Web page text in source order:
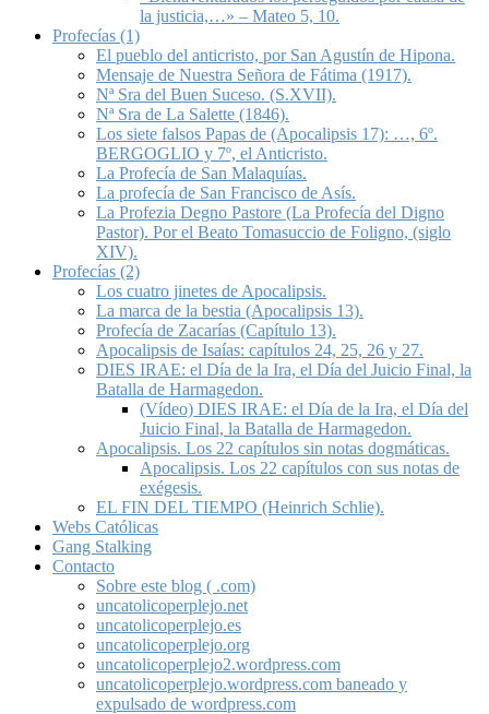
la justicia,…» – Mateo 5, 10.
Profecías (1)
El pueblo del anticristo, por San Agustín de Hipona.
Mensaje de Nuestra Señora de Fátima (1917).
Nª Sra del Buen Suceso. (S.XVII).
Nª Sra de La Salette (1846).
Los siete falsos Papas de (Apocalipsis 17): …, 6º.
BERGOGLIO y 7º, el Anticristo.
La Profecía de San Malaquías.
La profecía de San Francisco de Asís.
La Profezia Degno Pastore (La Profecía del Digno
Pastor). Por el Beato Tomasuccio de Foligno, (siglo
XIV).
Profecías (2)
Los cuatro jinetes de Apocalipsis.
La marca de la bestia (Apocalipsis 13).
Profecía de Zacarías (Capítulo 13).
Apocalipsis de Isaías: capítulos 24, 25, 26 y 27.
DIES IRAE: el Día de la Ira, el Día del Juicio Final, la
Batalla de Harmagedon.
(Vídeo) DIES IRAE: el Día de la Ira, el Día del
Juicio Final, la Batalla de Harmagedon.
Apocalipsis. Los 22 capítulos sin notas dogmáticas.
Apocalipsis. Los 22 capítulos con sus notas de
exégesis.
EL FIN DEL TIEMPO (Heinrich Schlie).
Webs Católicas
Gang Stalking
Contacto
Sobre este blog ( .com)
uncatolicoperplejo.net
uncatolicoperplejo.es
uncatolicoperplejo.org
uncatolicoperplejo2.wordpress.com
uncatolicoperplejo.wordpress.com baneado y
expulsado de wordpress.com